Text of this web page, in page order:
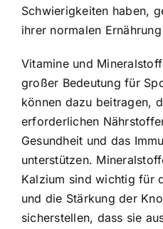
Schwierigkeiten haben,
ihrer normalen
Vitamine und
großer Bedeutung für
können dazu beitragen,
erforderlichen
Gesundheit und das
unterstützen.
Kalzium sind wichtig für
und die Stärkung der
sicherstellen, dass sie